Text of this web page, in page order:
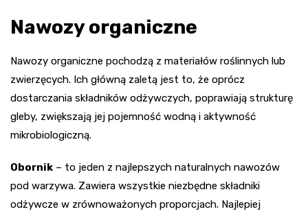
Nawozy organiczne
Nawozy organiczne pochodzą z materiałów roślinnych lub
zwierzęcych. Ich główną zaletą jest to, że oprócz
dostarczania składników odżywczych, poprawiają strukturę
gleby, zwiększają jej pojemność wodną i aktywność
mikrobiologiczną.
Obornik – to jeden z najlepszych naturalnych nawozów
pod warzywa. Zawiera wszystkie niezbędne składniki
odżywcze w zrównoważonych proporcjach. Najlepiej